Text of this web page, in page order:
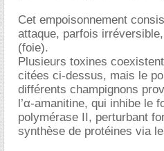
Cet empoisonnement
attaque, parfois
(foie).
Plusieurs toxines
citées ci-dessus, mais le
différents champignons
l’α-amanitine, qui inhibe le
polymérase II, perturbant
synthèse de protéines via